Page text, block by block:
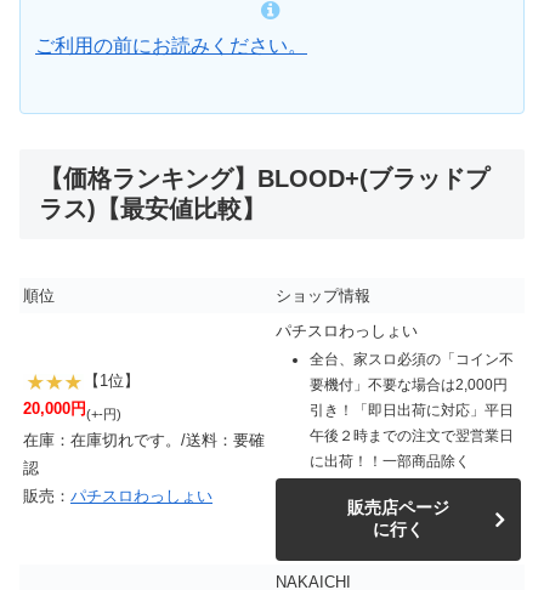
ご利用の前にお読みください。
【価格ランキング】BLOOD+(ブラッドプ
ラス)【最安値比較】
順位 ショップ情報
【1位】
20,000円(+-円)
在庫：在庫切れです。/送料：要確
認
販売： パチスロわっしょい
パチスロわっしょい
全台、家スロ必須の「コイン不
要機付」不要な場合は2,000円
引き！「即日出荷に対応」平日
午後２時までの注文で翌営業日
に出荷！！一部商品除く
販売店ページ
に行く
NAKAICHI